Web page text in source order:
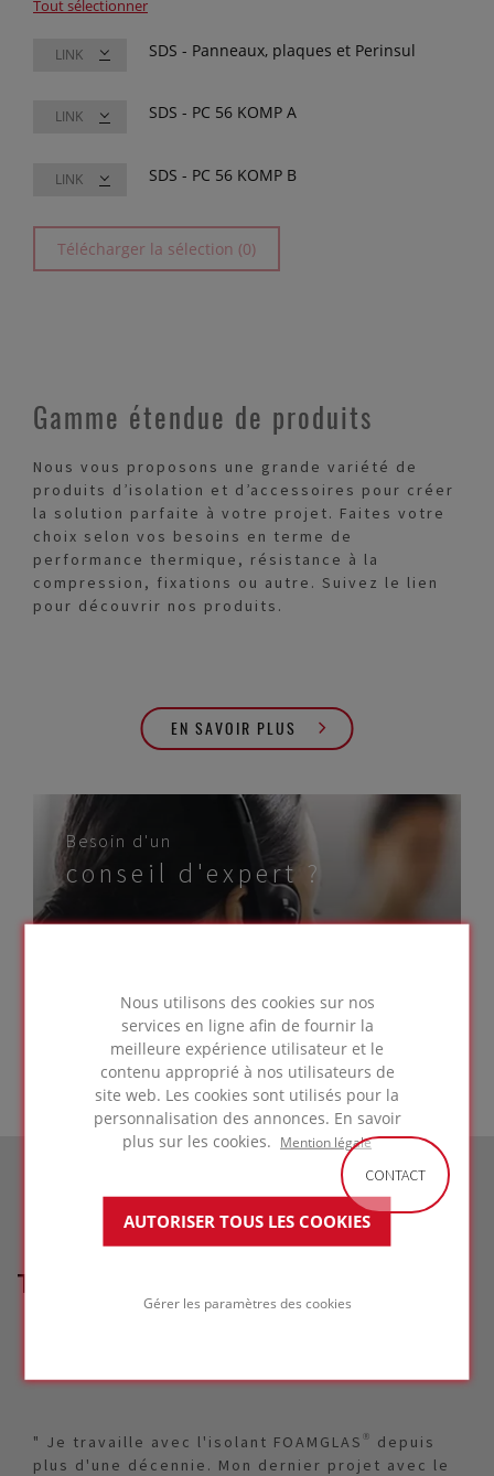
Nous utilisons des cookies sur nos
services en ligne afin de fournir la
meilleure expérience utilisateur et le
contenu approprié à nos utilisateurs de
site web. Les cookies sont utilisés pour la
personnalisation des annonces. En savoir
plus sur les cookies.
Mention légale
AUTORISER TOUS LES COOKIES
Gérer les paramètres des cookies
Tout sélectionner
LINK SDS - Panneaux, plaques et Perinsul
LINK SDS - PC 56 KOMP A
LINK SDS - PC 56 KOMP B
Télécharger la sélection (0)
Gamme étendue de produits
Nous vous proposons une grande variété de
produits d’isolation et d’accessoires pour créer
la solution parfaite à votre projet. Faites votre
choix selon vos besoins en terme de
performance thermique, résistance à la
compression, fixations ou autre. Suivez le lien
pour découvrir nos produits.
EN SAVOIR PLUS
Besoin d'un
conseil d'expert ?
CONTACTER
TÉMOIGNAGE
" Je travaille avec l'isolant FOAMGLAS® depuis
plus d'une décennie. Mon dernier projet avec le
CONTACT